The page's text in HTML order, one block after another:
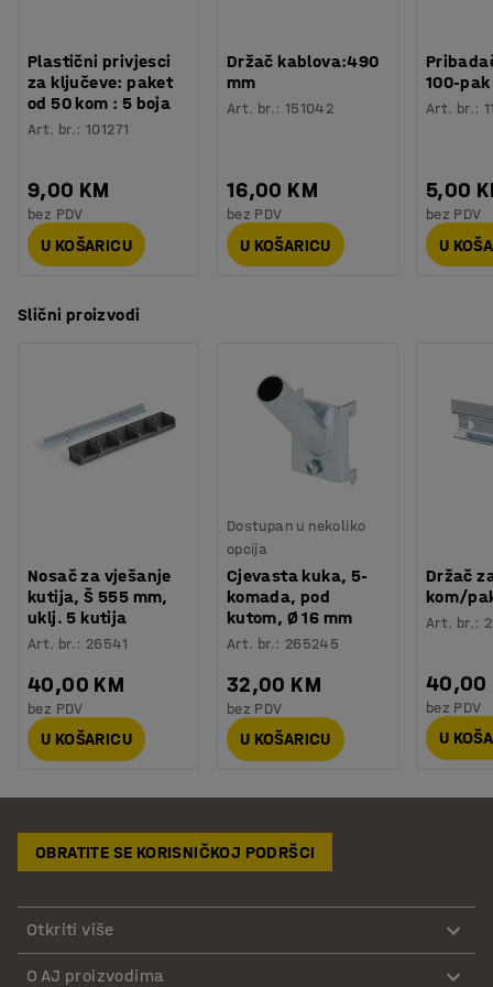
Plastični privjesci
za ključeve: paket
od 50 kom : 5 boja
Art. br.:101271
9,00 KM
bez PDV
U KOŠARICU
Držač kablova:490
mm
Art. br.: 151042
16,00 KM
bez PDV
U KOŠARICU
100-pak
Art. br.:
5,00
bez PDV
U
Slični proizvodi
Nosač za vješanje
kutija, Š 555 mm,
uklj. 5 kutija
Art. br.: 26541
40,00 KM
bez PDV
U KOŠARICU
Dostupan u nekoliko
opcija
Cjevasta kuka, 5-
komada, pod
kutom, Ø 16 mm
Art. br.: 265245
32,00 KM
bez PDV
U KOŠARICU
Držač
kom/
Art. br.:
40,00
bez PDV
U
OBRATITE SE KORISNIČKOJ PODRŠCI
Otkriti više
O AJ proizvodima